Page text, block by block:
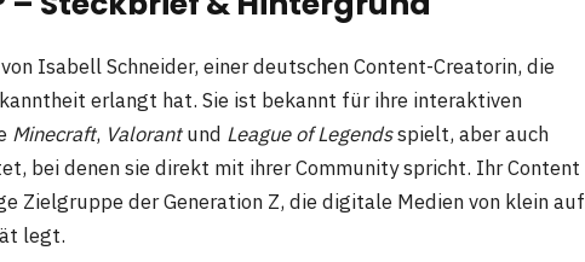
Isabell Schneider, einer deutschen Content-Creatorin, die
erlangt hat. Sie ist bekannt für ihre interaktiven
Minecraft, Valorantund League of Legendsspielt, aber auch
bei denen sie direkt mit ihrer Community spricht. Ihr Content
Zielgruppe der Generation Z, die digitale Medien von klein auf
legt.